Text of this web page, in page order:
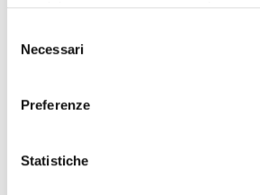
delNecessari
Preferenze
Statistiche
Un'offerta ampliata per milioni di
è un ulteriore passo nel
diffusione dei pagamenti
esigenze di cittadini, banche